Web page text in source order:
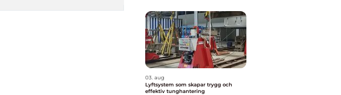
03. aug
Lyftsystem som skapar trygg och
effektiv tunghantering